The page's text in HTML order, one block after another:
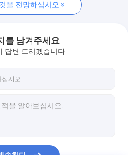
서
을 전망하십시오
를 남겨주세요
답변 드리겠습니다